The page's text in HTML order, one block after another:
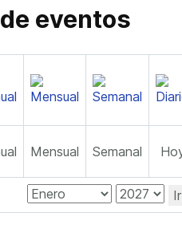
eventos
Mensual Semanal